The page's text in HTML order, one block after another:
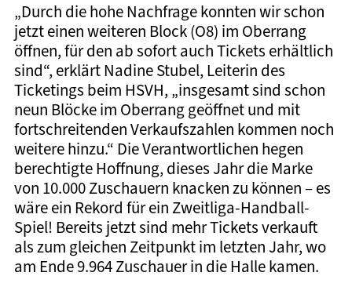
„Durch die hohe Nachfrage konnten wir schon
jetzt einen weiteren Block (O8) im Oberrang
öffnen, für den ab sofort auch Tickets erhältlich
sind“, erklärt Nadine Stubel, Leiterin des
Ticketings beim HSVH, „insgesamt sind schon
neun Blöcke im Oberrang geöffnet und mit
fortschreitenden Verkaufszahlen kommen noch
weitere hinzu.“ Die Verantwortlichen hegen
berechtigte Hoffnung, dieses Jahr die Marke
von 10.000 Zuschauern knacken zu können – es
wäre ein Rekord für ein Zweitliga-Handball-
Spiel! Bereits jetzt sind mehr Tickets verkauft
als zum gleichen Zeitpunkt im letzten Jahr, wo
am Ende 9.964 Zuschauer in die Halle kamen.